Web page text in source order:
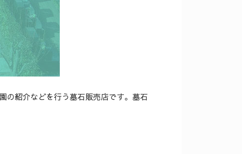
の紹介などを行う墓石販売店です。墓石